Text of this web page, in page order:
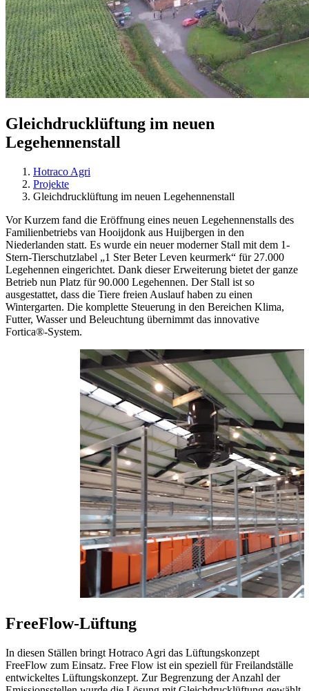
Gleichdrucklüftung im neuen
Legehennenstall
Hotraco Agri
Projekte
Gleichdrucklüftung im neuen Legehennenstall
Vor Kurzem fand die Eröffnung eines neuen Legehennenstalls des
Familienbetriebs van Hooijdonk aus Huijbergen in den
Niederlanden statt. Es wurde ein neuer moderner Stall mit dem 1-
Stern-Tierschutzlabel „1 Ster Beter Leven keurmerk“ für 27.000
Legehennen eingerichtet. Dank dieser Erweiterung bietet der ganze
Betrieb nun Platz für 90.000 Legehennen. Der Stall ist so
ausgestattet, dass die Tiere freien Auslauf haben zu einen
Wintergarten. Die komplette Steuerung in den Bereichen Klima,
Futter, Wasser und Beleuchtung übernimmt das innovative
Fortica®-System.
FreeFlow-Lüftung
In diesen Ställen bringt Hotraco Agri das Lüftungskonzept
FreeFlow zum Einsatz. Free Flow ist ein speziell für Freilandställe
entwickeltes Lüftungskonzept. Zur Begrenzung der Anzahl der